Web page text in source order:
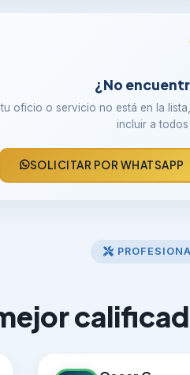
¿No
oficio o servicio no está en la
incluir a
SOLICITAR POR WHATSAPP